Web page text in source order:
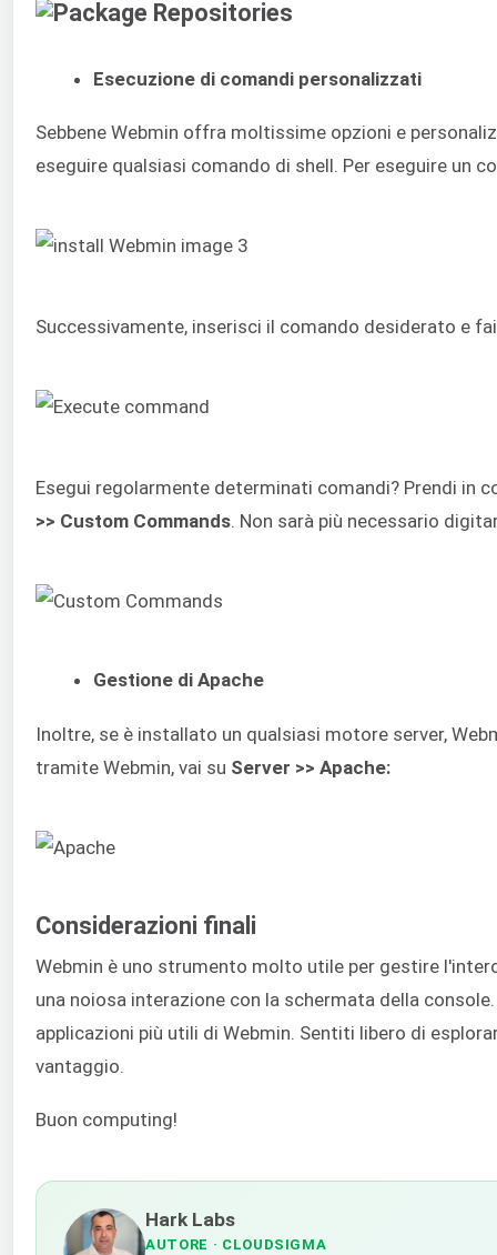
Esecuzione di comandi personalizzati
Sebbene Webmin offra moltissime opzioni e
eseguire qualsiasi comando di shell. Per eseguire un
Successivamente, inserisci il comando desiderato e
Esegui regolarmente determinati comandi? Prendi in
>> Custom Commands . Non sarà più necessario
Gestione di Apache
Inoltre, se è installato un qualsiasi motore server,
tramite Webmin, vai su Server >> Apache:
Considerazioni finali
Webmin è uno strumento molto utile per gestire
una noiosa interazione con la schermata della
applicazioni più utili di Webmin. Sentiti libero di
vantaggio.
Buon computing!
Hark Labs
AUTORE · CLOUDSIGMA